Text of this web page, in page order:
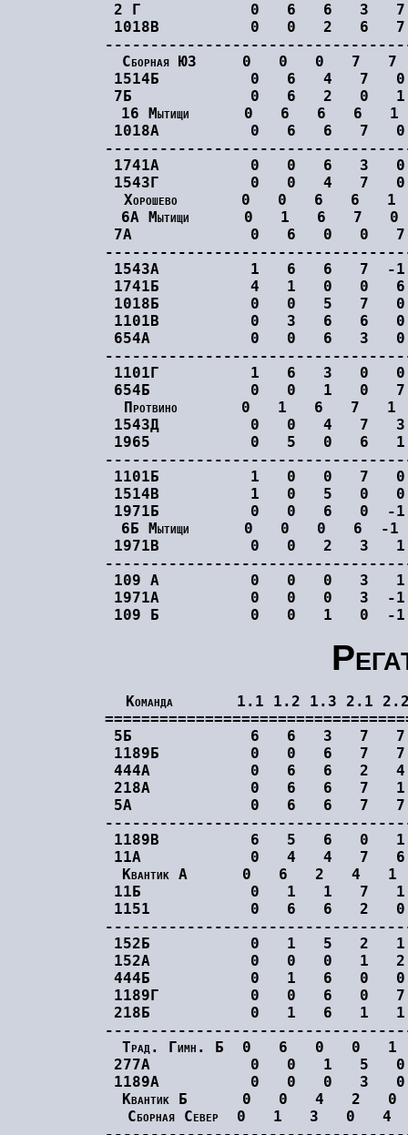
2 Г            0   6   6   3
1018В          0   0   2   6
Сборная ЮЗ     0   0   0   7
1514Б          0   6   4   7
7Б             0   6   2   0
16 Мытищи      0   6   6
1018А          0   6   6
1741А          0   0   6
1543Г          0   0   4
Хорошево       0   0   6
6А Мытищи      0   1   6
7А             0   6   0   0
1543А          1   6   6
1741Б          4   1   0
1018Б          0   0   5
1101В          0   3   6
654А           0   0   6
1101Г          1   6   3
654Б           0   0   1
Протвино       0   1   6
1543Д          0   0   4
1965           0   5   0
1101Б          1   0   0
1514В          1   0   5
1971Б          0   0   6
6Б Мытищи      0   0   0
1971В          0   0   2
109 А          0   0   0
1971А          0   0   0
Команда       1.1 1.2 1.3 2.1
5Б             6   6   3   7
1189Б          0   0   6   7
444А           0   6   6   2
218А           0   6   6   7
5А             0   6   6   7
1189В          6   5   6   0
11А            0   4   4   7
Квантик А      0   6   2   4
11Б            0   1   1   7
1151           0   6   6   2
152Б           0   1   5   2
152А           0   0   0
444Б           0   1   6
1189Г          0   0   6
218Б           0   1   6
Трад. Гимн. Б  0   6   0
277А           0   0   1
1189А          0   0   0
Квантик Б      0   0   4
Сборная Север  0   1